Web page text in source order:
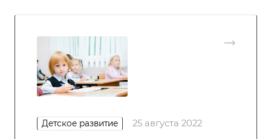
Детское развитие 25 августа 2022